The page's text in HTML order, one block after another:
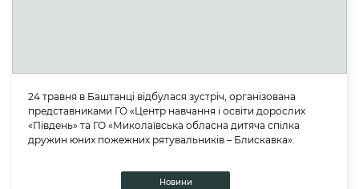
24 травня в Баштанці відбулася зустріч, організована
представниками ГО «Центр навчання і освіти дорослих
«Південь» та ГО «Миколаївська обласна дитяча спілка
дружин юних пожежних рятувальників – Блискавка».
Новини